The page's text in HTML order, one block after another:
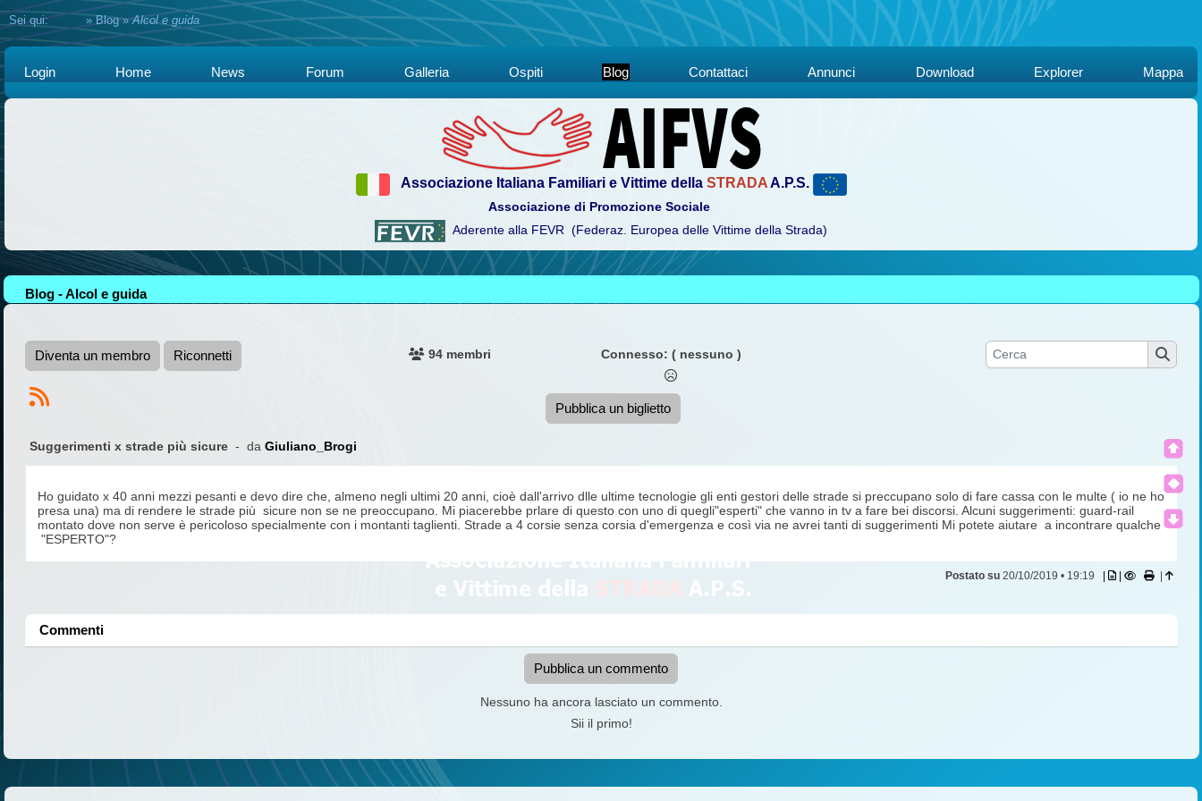
Sei qui:Home »Blog»Alcol e guida
Login Home News Forum Galleria Ospiti Blog Contattaci Annunci Download Explorer Mappa
Associazione Italiana Familiari e Vittime della STRADAA.P.S.
Associazione di Promozione Sociale
Aderente alla FEVR (Federaz. Europea delle Vittime della Strada)
Blog - Alcol e guida
Diventa un membro Riconnetti 94 membri Connesso: ( nessuno )
Pubblica un biglietto
Suggerimenti x strade più sicure- da Giuliano_Brogi
Ho guidato x 40 anni mezzi pesanti e devo dire che, almeno negli ultimi 20 anni, cioè dall'arrivo dlle ultime tecnologie gli enti gestori delle strade si preccupano solo di fare cassa con le multe ( io ne ho
presa una) ma di rendere le strade più sicure non se ne preoccupano. Mi piacerebbe prlare di questo con uno di quegli"esperti" che vanno in tv a fare bei discorsi. Alcuni suggerimenti: guard-rail
montato dove non serve è pericoloso specialmente con i montanti taglienti. Strade a 4 corsie senza corsia d'emergenza e così via ne avrei tanti di suggerimenti Mi potete aiutare a incontrare qualche
"ESPERTO"?
Postato su20/10/2019 • 19:19 | | |
Commenti
Pubblica un commento
Nessuno ha ancora lasciato un commento.
Sii il primo!